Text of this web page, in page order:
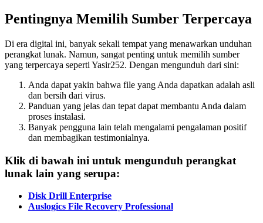
Pentingnya Memilih Sumber Terpercaya
Di era digital ini, banyak sekali tempat yang menawarkan unduhan
perangkat lunak. Namun, sangat penting untuk memilih sumber
yang terpercaya seperti Yasir252. Dengan mengunduh dari sini:
Anda dapat yakin bahwa file yang Anda dapatkan adalah asli
dan bersih dari virus.
Panduan yang jelas dan tepat dapat membantu Anda dalam
proses instalasi.
Banyak pengguna lain telah mengalami pengalaman positif
dan membagikan testimonialnya.
Klik di bawah ini untuk mengunduh perangkat
lunak lain yang serupa:
Disk Drill Enterprise
Auslogics File Recovery Professional